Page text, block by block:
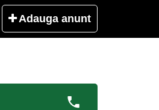
Adauga anunt